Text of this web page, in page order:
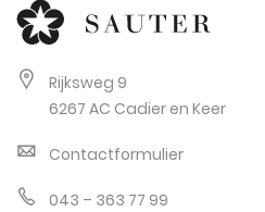
Rijksweg 9
6267 AC Cadier en Keer
Contactformulier
043 – 363 77 99